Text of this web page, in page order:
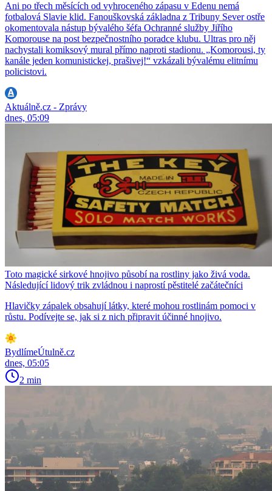
Ani po třech měsících od vyhroceného zápasu v Edenu nemá
fotbalová Slavie klid. Fanouškovská základna z Tribuny Sever ostře
okomentovala nástup bývalého šéfa Ochranné služby Jiřího
Komorouse na post bezpečnostního poradce klubu. Ultras pro něj
nachystali komiksový mural přímo naproti stadionu. „Komorousi, ty
kanále jeden komunistickej, prašivej!“ vzkázali bývalému elitnímu
policistovi.
Aktuálně.cz - Zprávy
dnes, 05:09
Toto magické sirkové hnojivo působí na rostliny jako živá voda.
Následující lidový trik zvládnou i naprostí pěstitelé začátečníci
Hlavičky zápalek obsahují látky, které mohou rostlinám pomoci v
růstu. Podívejte se, jak si z nich připravit účinné hnojivo.
BydlímeÚtulně.cz
dnes, 05:05
2 min